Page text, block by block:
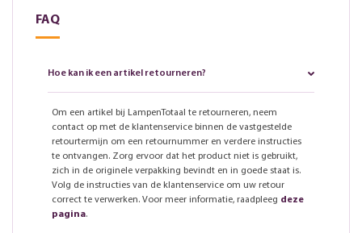
FAQ
Hoe kan ik een artikel retourneren?
Om een artikel bij LampenTotaal te retourneren, neem
contact op met de klantenservice binnen de vastgestelde
retourtermijn om een retournummer en verdere instructies
te ontvangen. Zorg ervoor dat het product niet is gebruikt,
zich in de originele verpakking bevindt en in goede staat is.
Volg de instructies van de klantenservice om uw retour
correct te verwerken. Voor meer informatie, raadpleeg deze
pagina.